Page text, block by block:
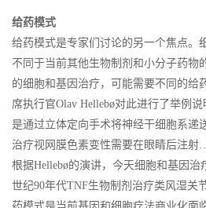
给药模式
给药模式是专家们讨论的另一个焦点。
不同于当前其他生物制剂和小分子药物
的细胞和基因治疗，可能需要不同的给
席执行官Olav Hellebø对此进行了举例
是通过立体定向手术将神经干细胞系递
治疗视网膜色素变性需要在眼睛后注
根据Hellebø的演讲，今天细胞和基因治
世纪90年代TNF生物制剂治疗类风湿关